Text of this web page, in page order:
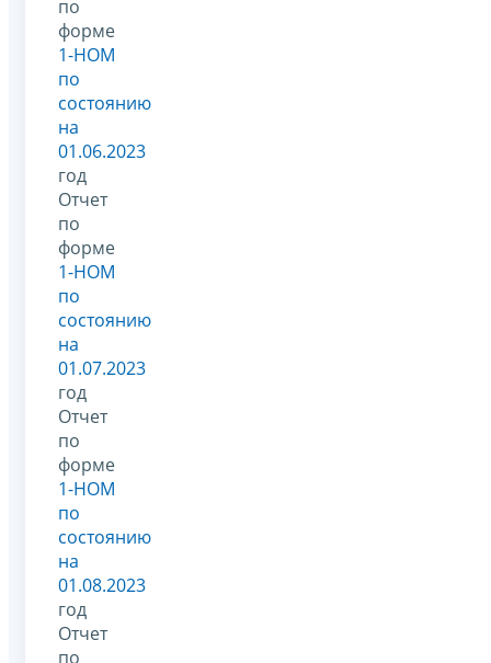
по
форме
1-НОМ
по
состоянию
на
01.06.2023
год
Отчет
по
форме
1-НОМ
по
состоянию
на
01.07.2023
год
Отчет
по
форме
1-НОМ
по
состоянию
на
01.08.2023
год
Отчет
по